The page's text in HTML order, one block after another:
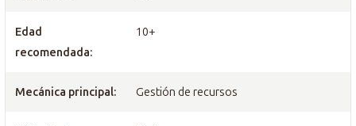
Edad
recomendada:
10+
Mecánica principal: Gestión de recursos